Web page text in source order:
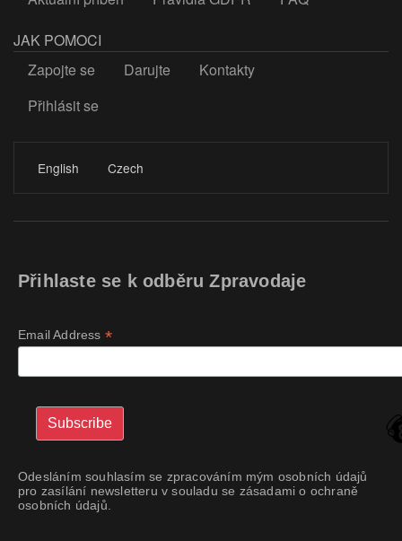
JAK POMOCI
Zapojte se
Darujte
Kontakty
LOGIN
Přihlásit se
English Czech
Přihlaste se k odběru Zpravodaje
Email Address *
Odesláním souhlasím se zpracováním mým osobních údajů
pro zasílání newsletteru v souladu se zásadami o ochraně
osobních údajů.